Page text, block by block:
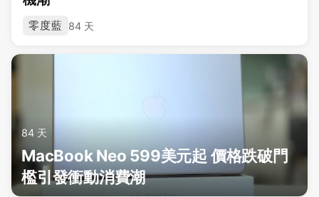
零度藍 84 天
84 天
MacBook Neo 599美元起 價格跌破門
檻引發衝動消費潮